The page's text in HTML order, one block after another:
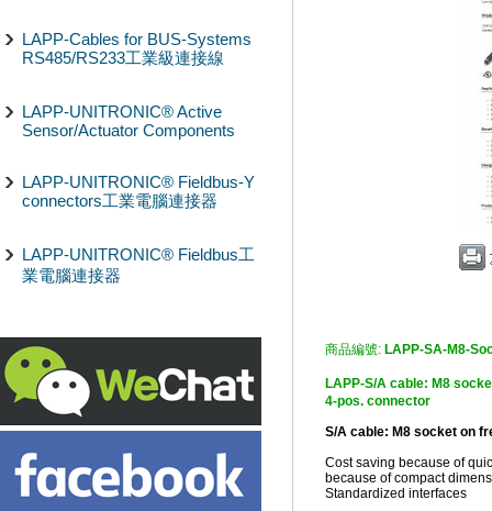
LAPP-Cables for BUS-Systems
RS485/RS233工業級連接線
LAPP-UNITRONIC® Active
Sensor/Actuator Components
LAPP-UNITRONIC® Fieldbus-Y
connectors工業電腦連接器
LAPP-UNITRONIC® Fieldbus工
業電腦連接器
商品編號: LAPP-SA-M8-
LAPP-S/A cable: M8
4-pos. connector
S/A cable: M8 socket on
Cost saving because of
because of compact
Standardized interfaces